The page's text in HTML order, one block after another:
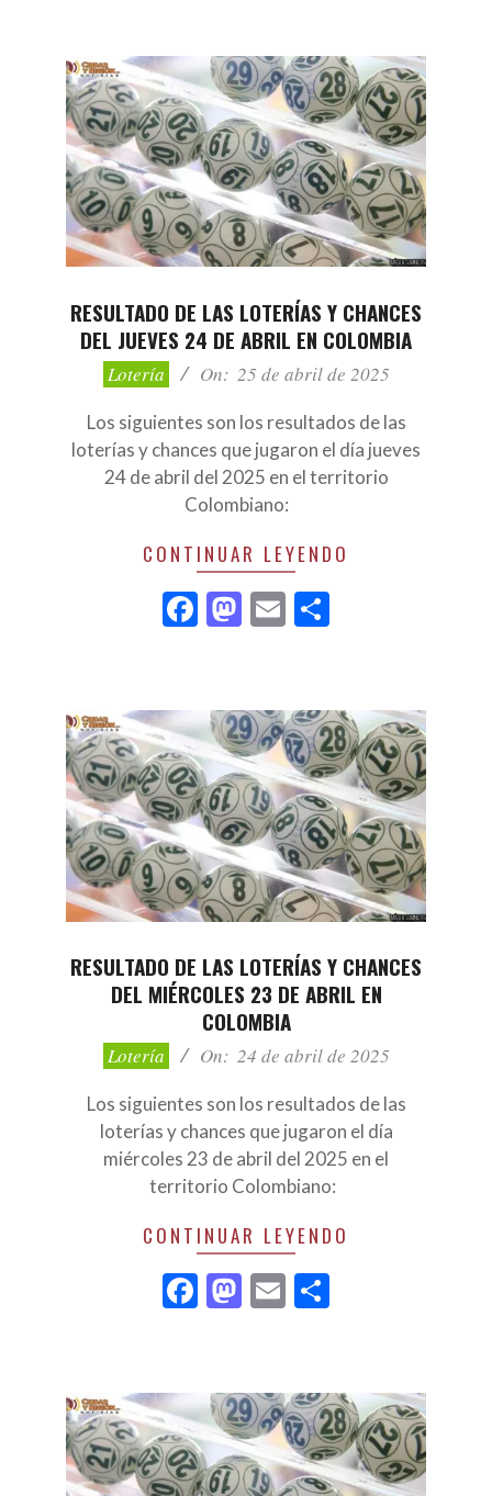
RESULTADO DE LAS LOTERÍAS Y CHANCES
DEL JUEVES 24 DE ABRIL EN COLOMBIA
2025-Lotería On: 25 de abril de 2025
Los siguientes son los resultados de las
loterías y chances que jugaron el día jueves
24 de abril del 2025 en el territorio
Colombiano:
CONTINUAR LEYENDO
Facebook
Mastodon
Email
RESULTADO DE LAS LOTERÍAS Y CHANCES
DEL MIÉRCOLES 23 DE ABRIL EN
COLOMBIA
2025-Lotería On: 24 de abril de 2025
Los siguientes son los resultados de las
loterías y chances que jugaron el día
miércoles 23 de abril del 2025 en el
territorio Colombiano:
CONTINUAR LEYENDO
Facebook
Mastodon
Email